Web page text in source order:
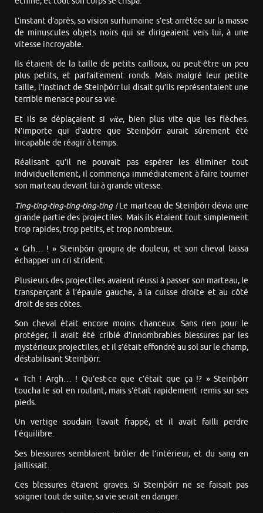
L’instant d’après, sa vision surhumaine s’est arrêtée sur la masse
de minuscules objets noirs qui se dirigeaient vers lui, à une
vitesse incroyable.
Ils étaient de la taille de petits cailloux, ou peut-être un peu
plus petits, et parfaitement ronds. Mais malgré leur petite
taille, l’instinct de Steinþórr lui disait qu’ils représentaient une
terrible menace pour sa vie.
Et ils se déplaçaient si vite, bien plus vite que les flèches.
N’importe qui d’autre que Steinþórr aurait sûrement été
incapable de réagir à temps.
Réalisant qu’il ne pouvait pas espérer les éliminer tout
individuellement, il commença immédiatement à faire tourner
son marteau devant lui à grande vitesse.
Ting-ting-ting-ting-ting-ting !Le marteau de Steinþórr dévia une
grande partie des projectiles. Mais ils étaient tout simplement
trop rapides, trop petits, et trop nombreux.
« Grh… ! » Steinþórr grogna de douleur, et son cheval laissa
échapper un cri strident.
Plusieurs des projectiles avaient réussi à passer son marteau, le
transperçant à l’épaule gauche, à la cuisse droite et au côté
droit de ses côtes.
Son cheval était encore moins chanceux. Sans rien pour le
protéger, il avait été criblé d’innombrables blessures par les
mystérieux projectiles, et il s’était effondré au sol sur le champ,
déstabilisant Steinþórr.
« Tch ! Argh… ! Qu’est-ce que c’était que ça !? » Steinþórr
toucha le sol en roulant, mais s’était rapidement remis sur ses
pieds.
Un vertige soudain l’avait frappé, et il avait failli perdre
l’équilibre.
Ses blessures semblaient brûler de l’intérieur, et du sang en
jaillissait.
Ces blessures étaient graves. Si Steinþórr ne se faisait pas
soigner tout de suite, sa vie serait en danger.